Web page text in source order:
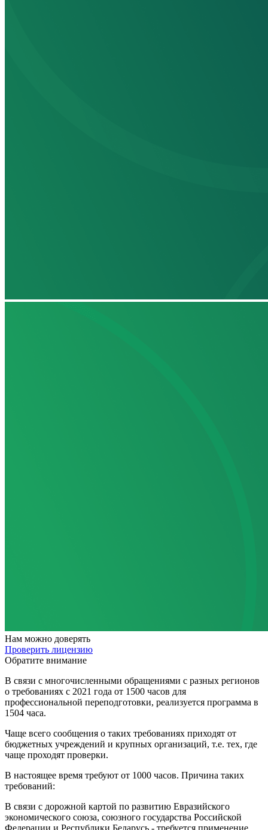
Нам можно доверять
Проверить лицензию
Обратите внимание
В связи с многочисленными обращениями с разных регионов
о требованиях с 2021 года от 1500 часов для
профессиональной переподготовки, реализуется программа в
1504 часа.
Чаще всего сообщения о таких требованиях приходят от
бюджетных учреждений и крупных организаций, т.е. тех, где
чаще проходят проверки.
В настоящее время требуют от 1000 часов. Причина таких
требований:
В связи с дорожной картой по развитию Евразийского
экономического союза, союзного государства Российской